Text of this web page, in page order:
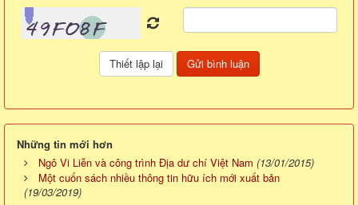
Những tin mới hơn
Ngô Vi Liễn và công trình Địa dư chí Việt Nam (13/01/2015)
Một cuốn sách nhiều thông tin hữu ích mới xuất bản
(19/03/2019)